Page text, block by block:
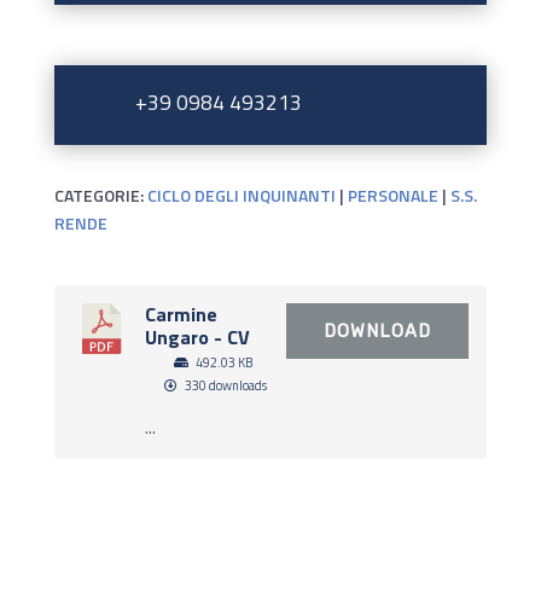
+39 0984 493213
CATEGORIE:CICLO DEGLI INQUINANTI | PERSONALE | S.S.
RENDE
Carmine
Ungaro - CV
492.03 KB
330 downloads
...
DOWNLOAD